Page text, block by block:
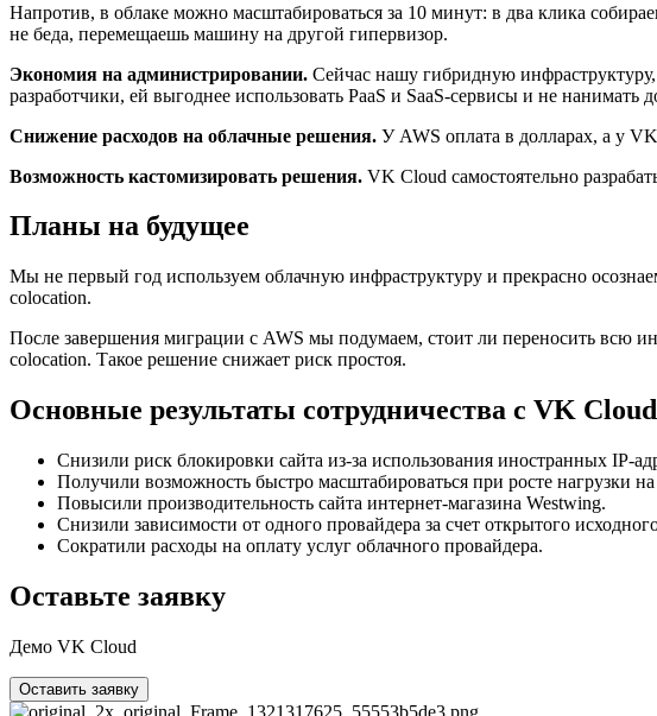
Напротив, в облаке можно масштабироваться за 10 минут: в два клика
не беда, перемещаешь машину на другой гипервизор.
Экономия на администрировании. Сейчас нашу гибридную
разработчики, ей выгоднее использовать PaaS и SaaS-сервисы и не нанимать
Снижение расходов на облачные решения. У AWS оплата в долларах, а у
Возможность кастомизировать решения. VK Cloud самостоятельно
Планы на будущее
Мы не первый год используем облачную инфраструктуру и прекрасно
colocation.
После завершения миграции с AWS мы подумаем, стоит ли переносить всю
colocation. Такое решение снижает риск простоя.
Основные результаты сотрудничества с VK Cloud
Снизили риск блокировки сайта из-за использования иностранных IP-
Получили возможность быстро масштабироваться при росте нагрузки на
Повысили производительность сайта интернет-магазина Westwing.
Снизили зависимости от одного провайдера за счет открытого
Сократили расходы на оплату услуг облачного провайдера.
Оставьте заявку
Демо VK Cloud
Оставить заявку